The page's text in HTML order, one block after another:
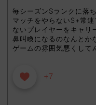
毎シーズンSランクに落
マッチをやらないS+常
ないプレイヤーをキャリ
鼻叫喚になるのなんとか
ゲームの雰囲気悪くして
+7